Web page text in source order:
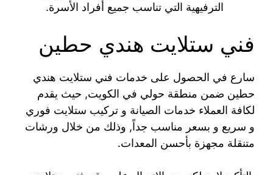
الترفيهية التي تناسب جميع أفراد الأسرة.
فني ستلايت هندي حطين
سارع في الحصول على خدمات فني ستلايت هندي
حطين ضمن منطقة حولي في الكويت, حيث يقدم
لكافة العملاء خدمات الصيانة و تركيب ستلايت فوري
و سريع و بسعر مناسب جداً, وذلك من خلال ورشات
متنقلة مجهزة بأحسن المعدات.